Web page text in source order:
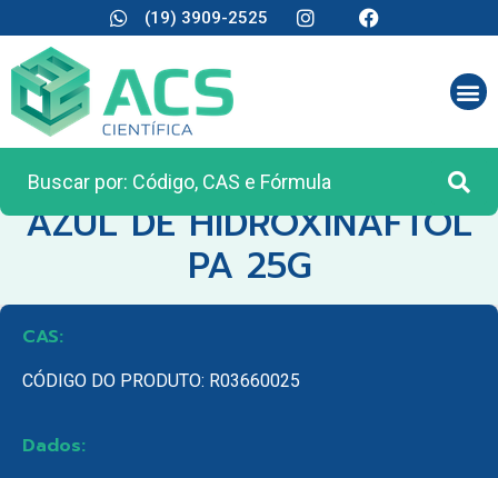
(19) 3909-2525
CATEGORIA:REAGENTES ANALÍTICOS
AZUL DE HIDROXINAFTOL
PA 25G
CAS:
CÓDIGO DO PRODUTO: R03660025
Dados: